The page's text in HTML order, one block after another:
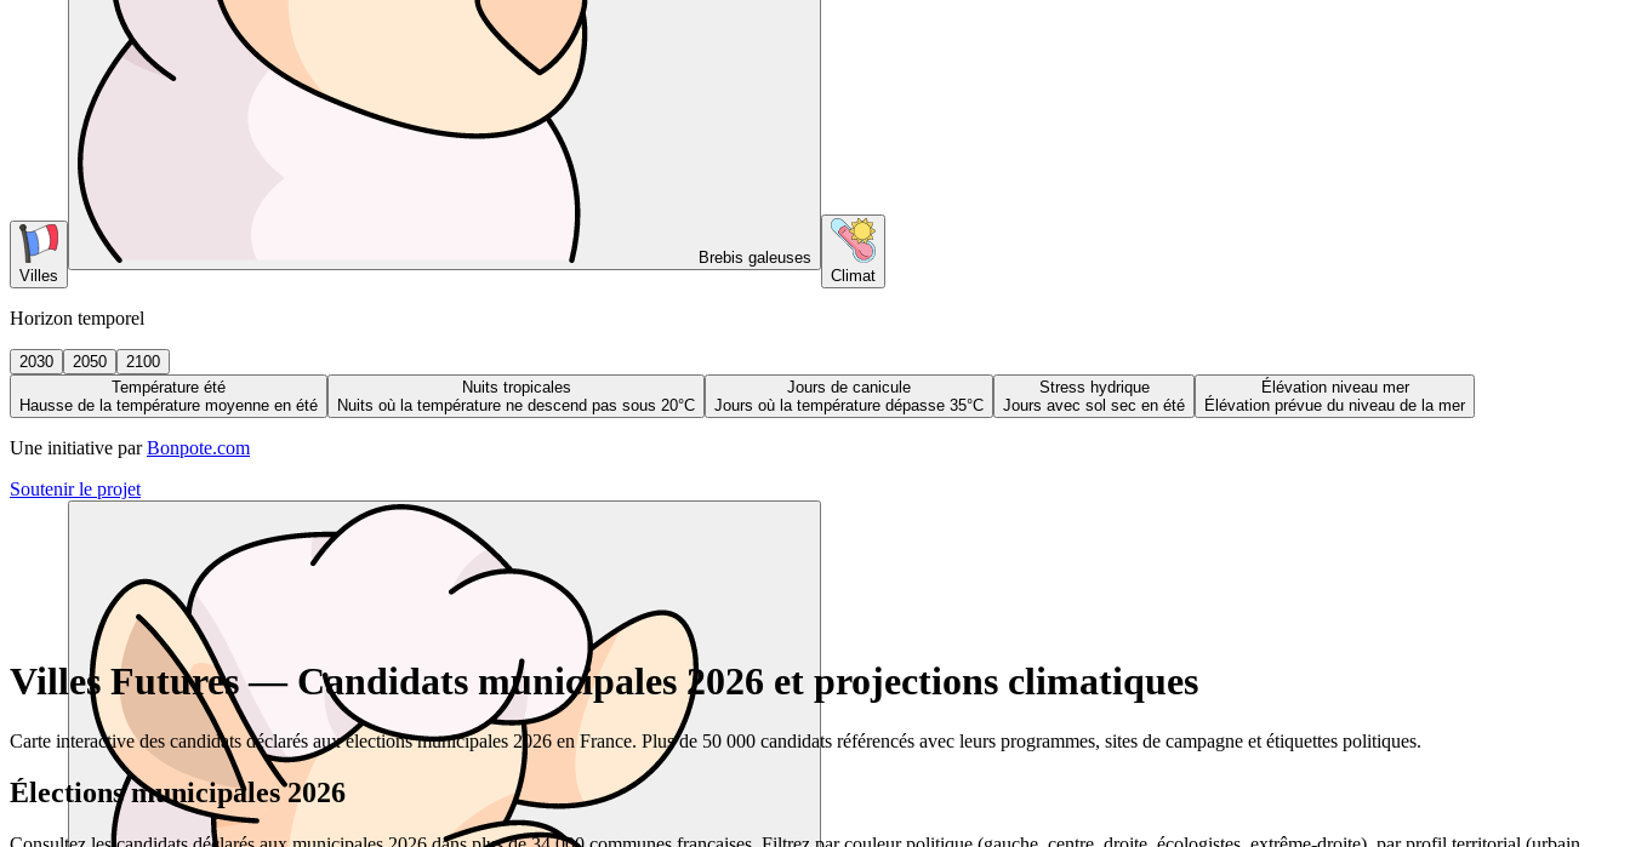
Villes
Brebis galeuses
Climat
Horizon temporel
2030 2050
2100
Température été
Hausse de la température moyenne en été
Nuits tropicales
Nuits où la température ne descend pas sous 20°C
Jours de canicule
Jours où la température dépasse 35°C
Stress hydrique
Jours avec sol sec en été
Élévation niveau mer
Élévation prévue du niveau de la mer
Une initiative par Bonpote.com
Soutenir le projet
Villes Futures — Candidats municipales 2026 et projections climatiques
Carte interactive des candidats déclarés aux élections municipales 2026 en France. Plus de 50 000 candidats référencés avec leurs programmes, sites de campagne et étiquettes politiques.
Élections municipales 2026